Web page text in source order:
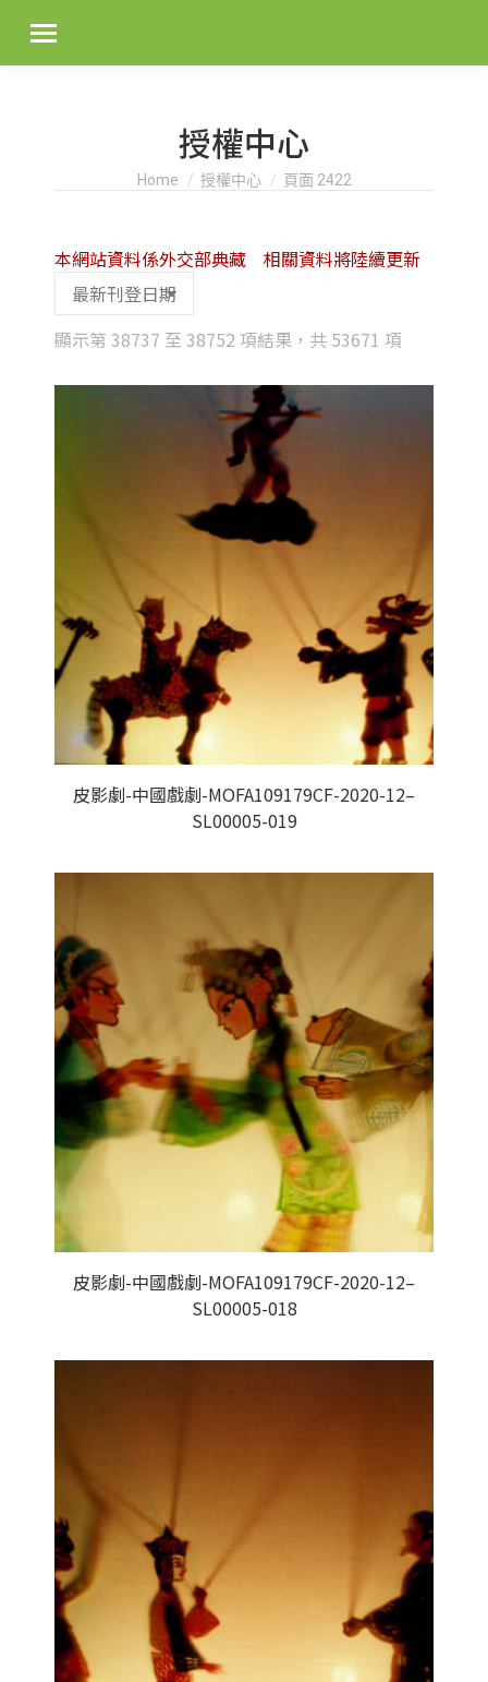
授權中心
You are here:
Home 授權中心 頁面 2422
顯示第 38737 至 38752 項結果，共 53671 項
latest
本網站資料係外交部典藏 相關資料將陸續更新
皮影劇-中國戲劇-MOFA109179CF-2020-12–
SL00005-019
皮影劇-中國戲劇-MOFA109179CF-2020-12–
SL00005-018